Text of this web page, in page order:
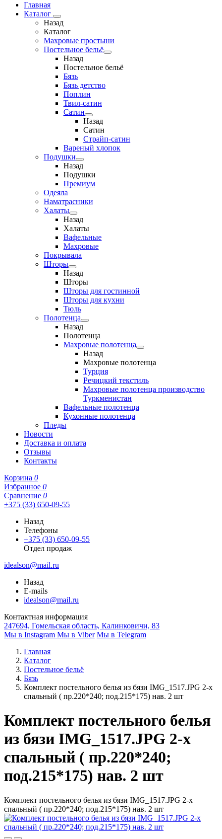
Главная
Каталог
Назад
Каталог
Махровые простыни
Постельное бельё
Назад
Постельное бельё
Бязь
Бязь детство
Поплин
Твил-сатин
Сатин
Назад
Сатин
Страйп-сатин
Вареный хлопок
Подушки
Назад
Подушки
Премиум
Одеяла
Наматрасники
Халаты
Назад
Халаты
Вафельные
Махровые
Покрывала
Шторы
Назад
Шторы
Шторы для гостинной
Шторы для кухни
Тюль
Полотенца
Назад
Полотенца
Махровые полотенца
Назад
Махровые полотенца
Турция
Речицкий текстиль
Махровые полотенца производство
Туркменистан
Вафельные полотенца
Кухонные полотенца
Пледы
Новости
Доставка и оплата
Отзывы
Контакты
Корзина 0
Избранное 0
Сравнение 0
+375 (33) 650-09-55
Назад
Телефоны
+375 (33) 650-09-55
Отдел продаж
idealson@mail.ru
Назад
E-mails
idealson@mail.ru
Контактная информация
247694, Гомельская область, Калинковичи, 83
Мы в Instagram Мы в Viber Мы в Telegram
Главная
Каталог
Постельное бельё
Бязь
Комплект постельного белья из бязи IMG_1517.JPG 2-х
спальный ( пр.220*240; под.215*175) нав. 2 шт
Комплект постельного белья
из бязи IMG_1517.JPG 2-х
спальный ( пр.220*240;
под.215*175) нав. 2 шт
Комплект постельного белья из бязи IMG_1517.JPG 2-х
спальный ( пр.220*240; под.215*175) нав. 2 шт